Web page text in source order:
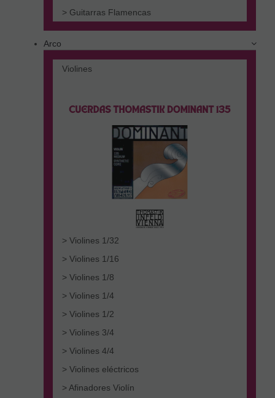
> Guitarras Flamencas
Arco
Violines
> Violines 1/32
> Violines 1/16
> Violines 1/8
> Violines 1/4
> Violines 1/2
> Violines 3/4
> Violines 4/4
> Violines eléctricos
> Afinadores Violín